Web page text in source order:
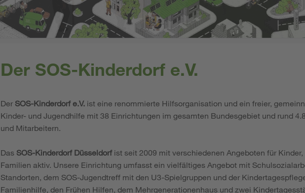
Der SOS-Kinderdorf e.V.
Der SOS-Kinderdorf e.V. ist eine renommierte Hilfsorganisation und ein freier,
Kinder- und Jugendhilfe mit 38 Einrichtungen im gesamten Bundesgebiet und rund
und Mitarbeitern.
Das SOS-Kinderdorf Düsseldorfist seit 2009 mit verschiedenen Angeboten für
Familien aktiv. Unsere Einrichtung umfasst ein vielfältiges Angebot mit
Standorten, dem SOS-Jugendtreff mit den U3-Spielgruppen und der
Familienhilfe, den Frühen Hilfen, dem Mehrgenerationenhaus und zwei